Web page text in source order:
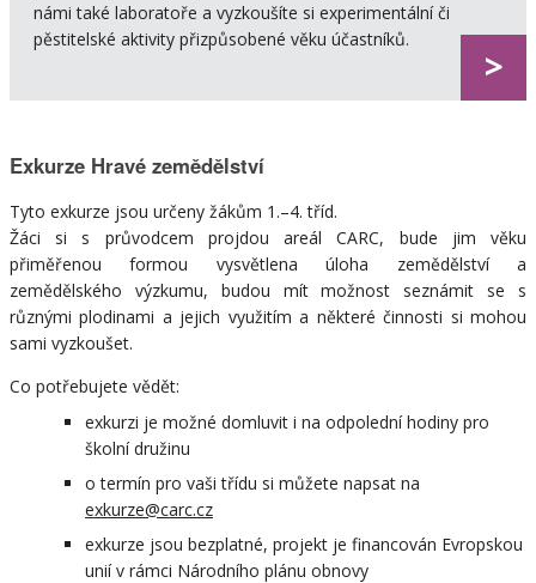
námi také laboratoře a vyzkoušíte si experimentální či
pěstitelské aktivity přizpůsobené věku účastníků.
>
Exkurze Hravé zemědělství
Tyto exkurze jsou určeny žákům 1.–4. tříd.
Žáci si s průvodcem projdou areál CARC, bude jim věku
přiměřenou formou vysvětlena úloha zemědělství a
zemědělského výzkumu, budou mít možnost seznámit se s
různými plodinami a jejich využitím a některé činnosti si mohou
sami vyzkoušet.
Co potřebujete vědět:
exkurzi je možné domluvit i na odpolední hodiny pro
školní družinu
o termín pro vaši třídu si můžete napsat na
exkurze@carc.cz
exkurze jsou bezplatné, projekt je financován Evropskou
unií v rámci Národního plánu obnovy